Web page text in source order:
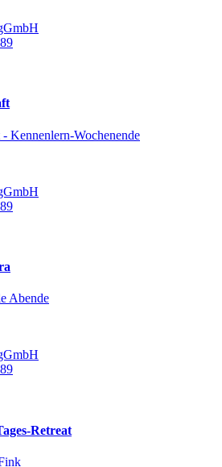
Kennenlern-Wochenende
Abende
Retreat